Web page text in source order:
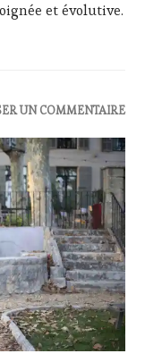
et évolutive.
Stéphane
UN COMMENTAIRE